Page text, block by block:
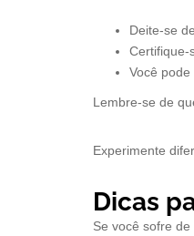
Deite-se
Certifique-
Você
Lembre-se de
Experimente
Dicas
Se você sofre de